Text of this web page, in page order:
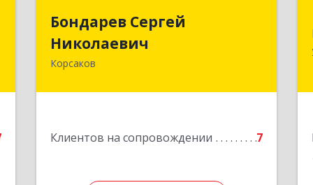
Бондарев Сергей
Николаевич
Корсаков
Клиентов на сопровождении 7
Бондарев Сергей
Николаевич